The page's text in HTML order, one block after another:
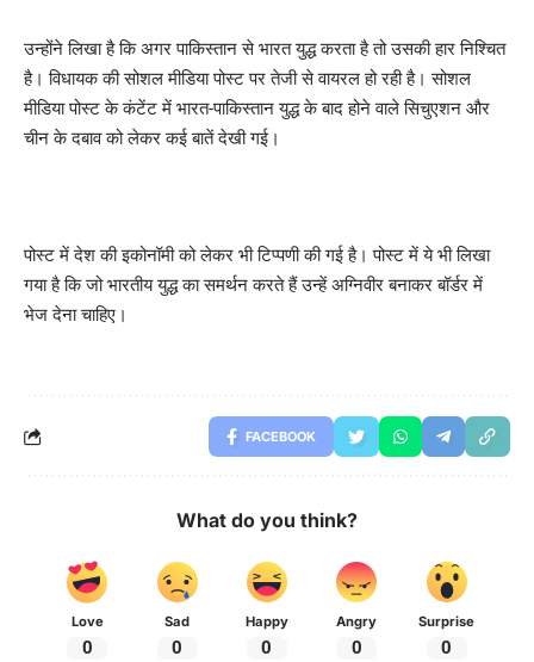
उन्होंने लिखा है कि अगर पाकिस्तान से भारत युद्ध करता है तो उसकी हार निश्चित
है। विधायक की सोशल मीडिया पोस्ट पर तेजी से वायरल हो रही है। सोशल
मीडिया पोस्ट के कंटेंट में भारत-पाकिस्तान युद्ध के बाद होने वाले सिचुएशन और
चीन के दबाव को लेकर कई बातें देखी गई।
पोस्ट में देश की इकोनॉमी को लेकर भी टिप्पणी की गई है। पोस्ट में ये भी लिखा
गया है कि जो भारतीय युद्ध का समर्थन करते हैं उन्हें अग्निवीर बनाकर बॉर्डर में
भेज देना चाहिए।
FACEBOOK
What do you think?
Love
0
Sad
0
Happy
0
Angry
0
Surprise
0